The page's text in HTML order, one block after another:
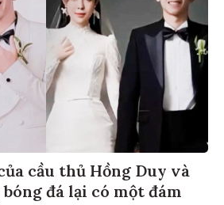
cầu thủ Hồng Duy và
đá lại có một đám